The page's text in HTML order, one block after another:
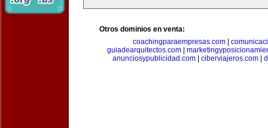
Otros dominios en venta:
coachingparaempresas.com|
guiadearquitectos.com
anunciosypublicidad.com| ciberviajeros.com|